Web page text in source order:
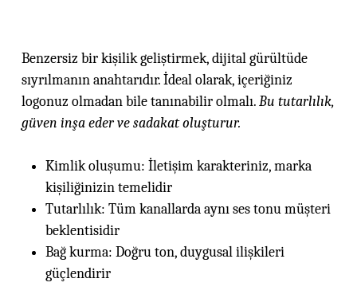
Benzersiz bir kişilik geliştirmek, dijital gürültüde
sıyrılmanın anahtarıdır. İdeal olarak, içeriğiniz
logonuz olmadan bile tanınabilir olmalı.Bu tutarlılık,
güven inşa eder ve sadakat oluşturur.
Kimlik oluşumu: İletişim karakteriniz, marka
kişiliğinizin temelidir
Tutarlılık: Tüm kanallarda aynı ses tonu müşteri
beklentisidir
Bağ kurma: Doğru ton, duygusal ilişkileri
güçlendirir